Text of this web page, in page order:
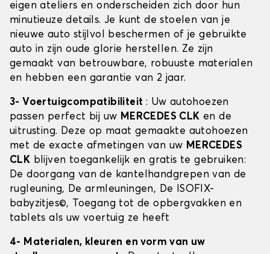
eigen ateliers en onderscheiden zich door hun
minutieuze details. Je kunt de stoelen van je
nieuwe auto stijlvol beschermen of je gebruikte
auto in zijn oude glorie herstellen. Ze zijn
gemaakt van betrouwbare, robuuste materialen
en hebben een garantie van 2 jaar.
3- Voertuigcompatibiliteit : Uw autohoezen
passen perfect bij uw MERCEDES CLK en de
uitrusting. Deze op maat gemaakte autohoezen
met de exacte afmetingen van uw MERCEDES
CLK blijven toegankelijk en gratis te gebruiken:
De doorgang van de kantelhandgrepen van de
rugleuning, De armleuningen, De ISOFIX-
babyzitjes©, Toegang tot de opbergvakken en
tablets als uw voertuig ze heeft
4- Materialen, kleuren en vorm van uw